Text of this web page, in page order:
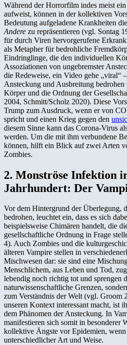
Während der Horrorfilm indes meist ein
aufweist, können in der kollektiven
Bedeutung aufgeladene Krankheiten
Andere zu repräsentieren (vgl. Sontag
für durch Viren hervorgerufene
als Metapher für bedrohliche
Eindringlinge, die den individuellen
Assoziationen von ungebremster
die Redeweise, ein Video gehe „viral“
Ansteckung und Ausbreitung
Körper und die Ordnung der
2004, Schmitt/Scholz 2020). Diese
Trump zum Ausdruck, wenn er von
spricht und einen Krieg gegen den
diesem Sinne kann das Corona-Virus
werden. Um die mit ihm verbundene
können, hilft ein Blick auf zwei Arten
Zombies.
2. Monströse Infektion
Jahrhundert: Der
Vor dem Hintergrund der Überlegung,
bedrohen, leuchtet ein, dass es sich
beispielsweise Chimären handelt, die
gesellschaftliche Ordnung in Frage
4). Auch Zombies und die
älteren Vampire stellen in
Mischwesen dar: sie sind eine
Menschlichem, aus Leben und Tod,
lebendig noch richtig tot und sprengen
naturwissenschaftliche Grenzen,
zum Verständnis der Welt (vgl. Groom
unseren Kontext interessant macht, ist
dem Phänomen der Ansteckung. In
manifestieren sich somit in besonderer
kollektive Ängste vor Epidemien,
unterschiedlicher Art und Weise.